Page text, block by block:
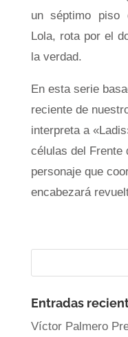
un séptimo piso
Lola, rota por el
la verdad.
En esta serie
reciente de
interpreta a
células del Frente
personaje que
encabezará
Entradas
Víctor Palmero